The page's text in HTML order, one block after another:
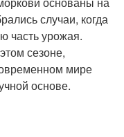
случаи, когда
часть урожая.
сезоне,
мире
основе.